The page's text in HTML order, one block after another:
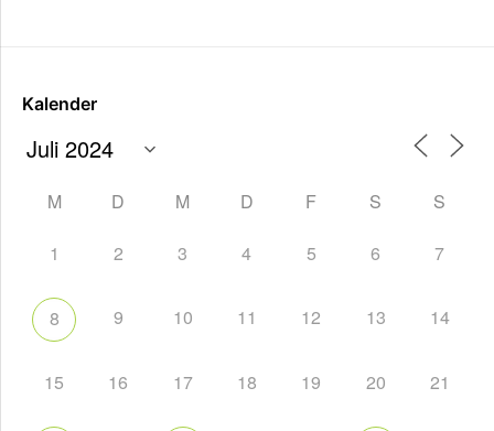
Kalender
M D M D F S S
1 2 3 4 5 6 7
8 9 10 11 12 13 14
15 16 17 18 19 20 21